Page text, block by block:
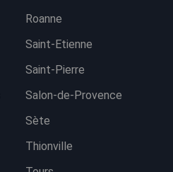
Roanne
Saint-Etienne
Saint-Pierre
Salon-de-Provence
Sète
Thionville